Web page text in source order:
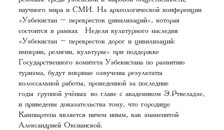
научного мира и СМИ. На археологической конференции
«Узбекистан – перекресток цивилизаций», которая
состоится в рамках Недели культурного наследия
«Узбекистан – перекресток дорог и цивилизаций:
империи, религии, культуры» при поддержке
Государственного комитета Узбекистана по развитию
туризма, будут впервые озвучены результаты
колоссальной работы, проведенной за последние
годы группой учёных во главе с академиком Э.Ртвеладзе,
и приведены доказательства тому, что городище
Кампыртепа является ничем иным, как знаменитой
Александрией Оксианской.